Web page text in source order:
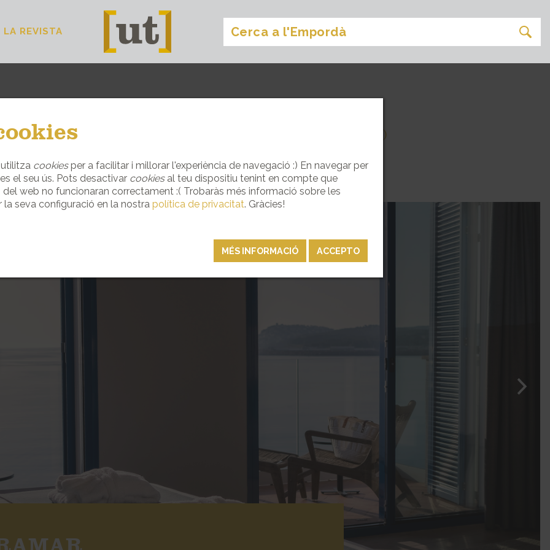
LA REVISTA
RURALS AMB ENCANT ON ET SENTIRÀS BEN ACOLLIT :)
DORMIR
ACCEPTO
MÉS INFORMACIÓ
cookiesper a facilitar i millorar l'experiència de navegació :) En navegar per
el seu ús. Pots desactivar cookiesal teu dispositiu tenint en compte que
web no funcionaran correctament :( Trobaràs més informació sobre les
seva configuració en la nostra política de privacitat. Gràcies!